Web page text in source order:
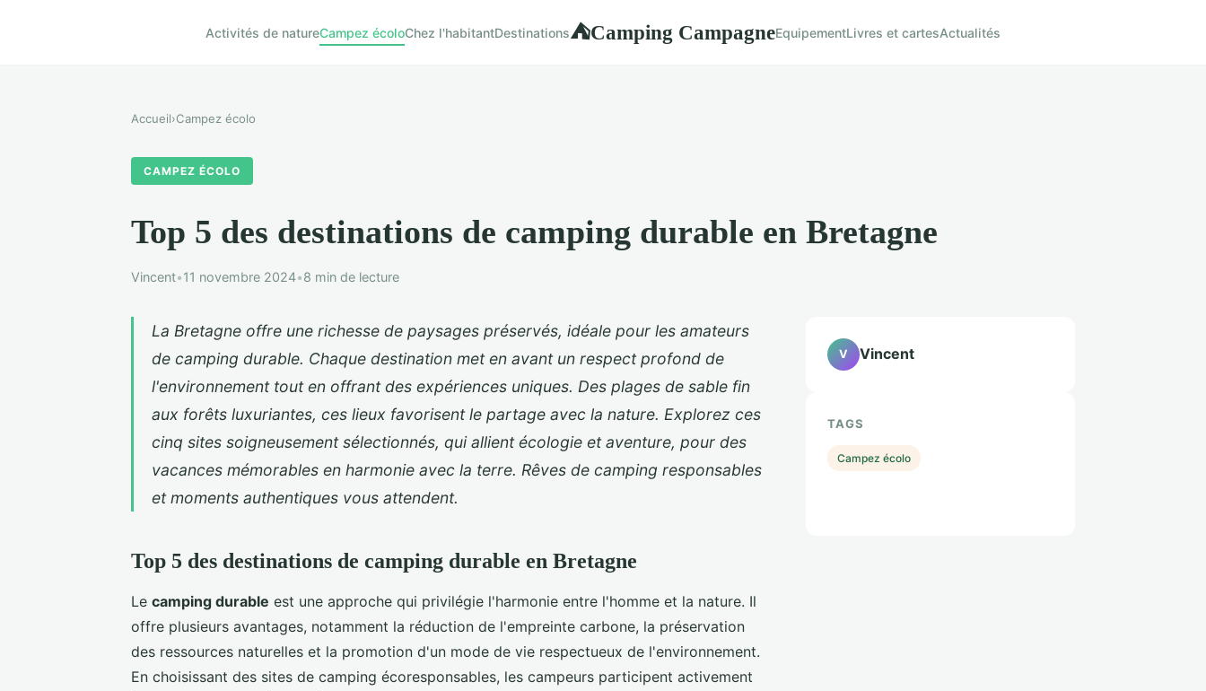
Activités de natureCampez écoloChez l'habitantDestinations⛺Camping CampagneEquipementLivres et cartesActualités
Accueil›Campez écolo
CAMPEZ ÉCOLO
Top 5 des destinations de camping durable en Bretagne
Vincent•11 novembre 2024•8 min de lecture
La Bretagne offre une richesse de paysages préservés, idéale pour les amateurs
de camping durable. Chaque destination met en avant un respect profond de
l'environnement tout en offrant des expériences uniques. Des plages de sable fin
aux forêts luxuriantes, ces lieux favorisent le partage avec la nature. Explorez ces
cinq sites soigneusement sélectionnés, qui allient écologie et aventure, pour des
vacances mémorables en harmonie avec la terre. Rêves de camping responsables
et moments authentiques vous attendent.
Top 5 des destinations de camping durable en Bretagne
Le camping durable est une approche qui privilégie l'harmonie entre l'homme et la nature. Il
offre plusieurs avantages, notamment la réduction de l'empreinte carbone, la préservation
des ressources naturelles et la promotion d'un mode de vie respectueux de l'environnement.
En choisissant des sites de camping écoresponsables, les campeurs participent activement
V Vincent
TAGS
Campez écolo